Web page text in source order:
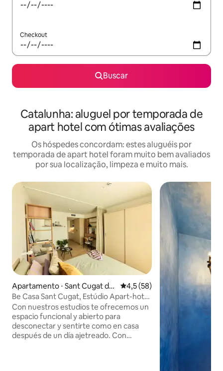
Checkout
Buscar
Catalunha: aluguel por temporada de
apart hotel com ótimas avaliações
Os hóspedes concordam: estes aluguéis por
temporada de apart hotel foram muito bem avaliados
por sua localização, limpeza e muito mais.
Apartamento ⋅ Sant Cugat del
Vallès
4,5 de uma avaliação média
4,5 (58)
Be Casa Sant Cugat, Estúdio Apart-hotel
Be Casa...
Con nuestros estudios te ofrecemos un
espacio funcional y abierto para
desconectar y sentirte como en casa
después de un día ajetreado. Con